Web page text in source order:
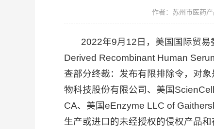
作者：苏州市医药
2022年9月12日，美国国际贸易
Derived Recombinant Human
查部分终裁：发布有限排除令，对
物科技股份有限公司、美国
CA、美国eEnzyme LLC of
生产或进口的未经授权的侵权产品